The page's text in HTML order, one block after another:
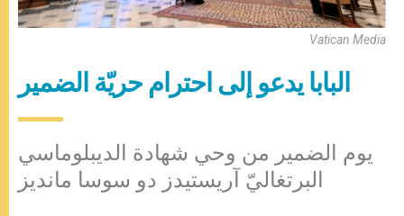
Vatican Media
البابا يدعو إلى احترام حريّة الضمير
يوم الضمير من وحي شهادة الديبلوماسي
البرتغاليّ آريستيدز دو سوسا مانديز